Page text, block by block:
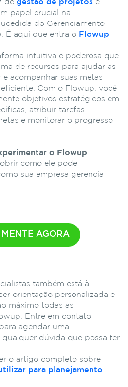
de gestão de projetos e
papel crucial na
do Gerenciamento
É aqui que entra o Flowup
intuitiva e poderosa que
de recursos para ajudar as
e acompanhar suas metas
Com o Flowup, você
objetivos estratégicos em
atribuir tarefas
e monitorar o progresso
o Flowup
como ele pode
sua empresa gerencia
AGORA
também está à
orientação personalizada e
máximo todas as
Entre em contato
agendar uma
dúvida que possa ter.
o artigo completo sobre
para planejamento